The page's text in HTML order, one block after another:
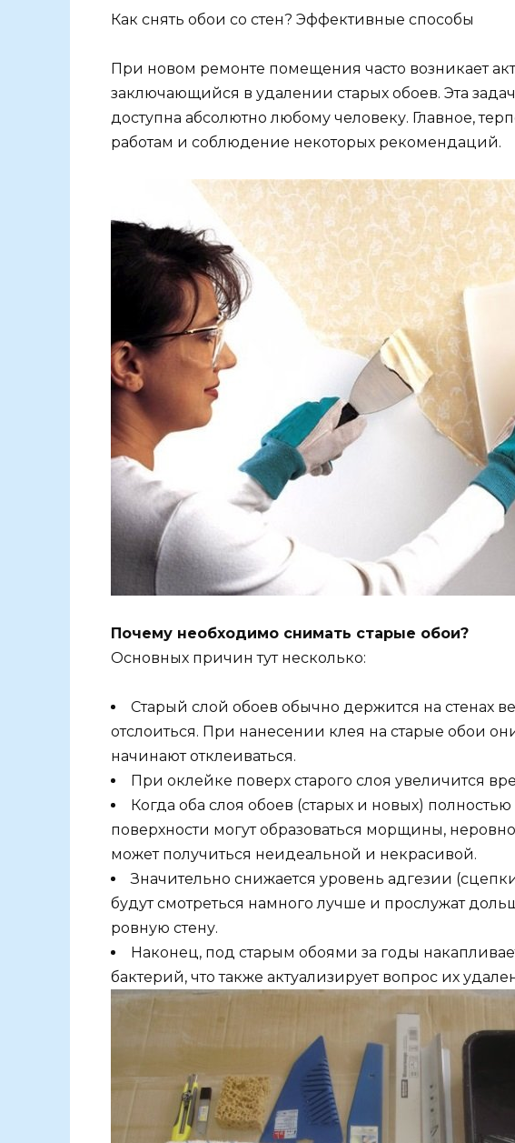
Как снять обои со стен? Эффективные способы
При новом ремонте помещения часто возникает
заключающийся в удалении старых обоев. Эта
доступна абсолютно любому человеку. Главное,
работам и соблюдение некоторых рекомендаций.
Почему необходимо снимать старые обои?
Основных причин тут несколько:
Старый слой обоев обычно держится на стенах
отслоиться. При нанесении клея на старые обои
начинают отклеиваться.
При оклейке поверх старого слоя увеличится
Когда оба слоя обоев (старых и новых)
поверхности могут образоваться морщины,
может получиться неидеальной и некрасивой.
Значительно снижается уровень адгезии
будут смотреться намного лучше и прослужат
ровную стену.
Наконец, под старым обоями за годы
бактерий, что также актуализирует вопрос их